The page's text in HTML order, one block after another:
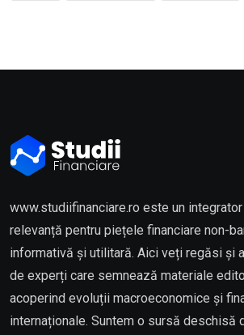
www.studiifinanciare.ro este un
relevanță pentru piețele financiare non-
informativă și utilitară. Aici veți regăsi și
de experți care semnează materiale
acoperind evoluții macroeconomice și
internaționale. Suntem o sursă deschisă